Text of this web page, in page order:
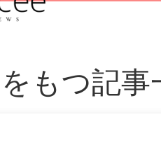
もつ記事